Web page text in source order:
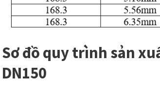
Sơ đồ quy trình sản
DN150